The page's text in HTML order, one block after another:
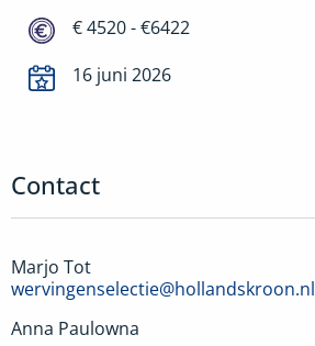
€ 4520 - €6422
16 juni 2026
Contact
Marjo Tot
wervingenselectie@hollandskroon.nl
Anna Paulowna